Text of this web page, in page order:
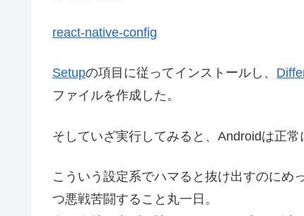
react-native-config
Setupの項目に従ってインストールし、
ファイルを作成した。
そしていざ実行してみると、Androidは正
こういう設定系でハマると抜け出すのにめ
つ悪戦苦闘すること丸一日。